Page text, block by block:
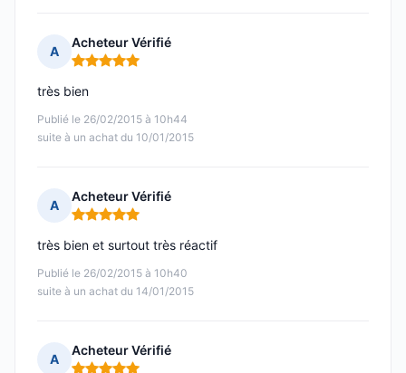
A
Acheteur Vérifié
Note : 5 sur 5
Publié le 26/02/2015 à 10h44
suite à un achat du 10/01/2015
très bien
A
Acheteur Vérifié
Note : 5 sur 5
Publié le 26/02/2015 à 10h40
suite à un achat du 14/01/2015
très bien et surtout très réactif
A
Acheteur Vérifié